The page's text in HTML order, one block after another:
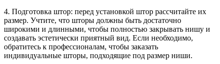
4. Подготовка штор: перед установкой штор рассчитайте их
размер. Учтите, что шторы должны быть достаточно
широкими и длинными, чтобы полностью закрывать нишу и
создавать эстетически приятный вид. Если необходимо,
обратитесь к профессионалам, чтобы заказать
индивидуальные шторы, подходящие под размер ниши.